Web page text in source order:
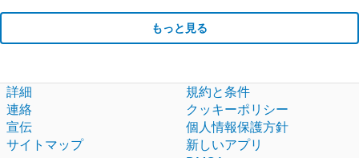
もっと見る
詳細
連絡
宣伝
サイトマップ
規約と条件
クッキーポリシー
個人情報保護方針
新しいアプリ